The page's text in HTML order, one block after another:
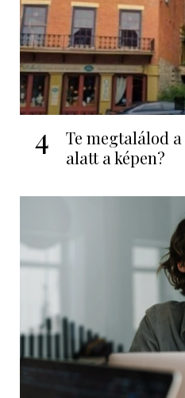
4
Te megtalálod a
alatt a képen?